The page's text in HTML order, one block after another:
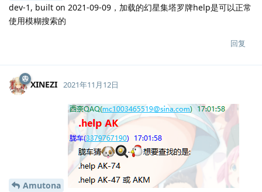
dev-1, built on 2021-09-09，加载的幻星集塔罗牌help是可以正常
使用模糊搜索的
回复
XINEZI 2021年11月12日
Amutona